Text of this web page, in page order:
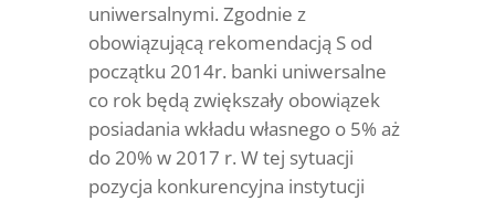
uniwersalnymi. Zgodnie z
obowiązującą rekomendacją S od
początku 2014r. banki uniwersalne
co rok będą zwiększały obowiązek
posiadania wkładu własnego o 5% aż
do 20% w 2017 r. W tej sytuacji
pozycja konkurencyjna instytucji